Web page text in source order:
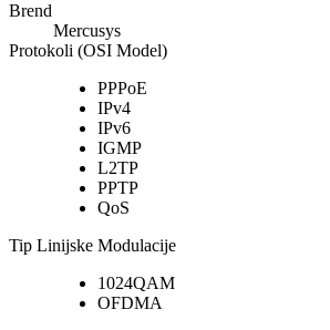
Brend
Mercusys
Protokoli (OSI Model)
PPPoE
IPv4
IPv6
IGMP
L2TP
PPTP
QoS
Tip Linijske Modulacije
1024QAM
OFDMA